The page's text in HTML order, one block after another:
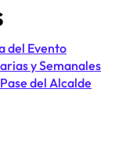
del Evento
y Semanales
del Alcalde